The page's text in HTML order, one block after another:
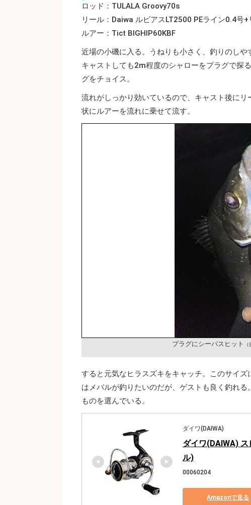
ロッド：TULALA Groovy70s
リール：Daiwa ルビアスLT2500 PEライン0.4号
ルアー：Tict BIGHIP60KBF
近場の小磯に入る。うねりも小さく、釣りのし
キャストしても2m程度のシャローをプラグで探
グをチョイス。
流れがしっかり効いているので、キャスト後に
状にルアーを流れに乗せて流す。
プラグにシーバスヒット
すると元気なヒラスズキをキャッチ。このサイ
はメバルが釣りたいのだが、ゲストも良く釣れ
ものを選んでいる。
ダイワ(DAIWA)
ダイワ(DAIWA)
ル)
00060204
Amazonで見る